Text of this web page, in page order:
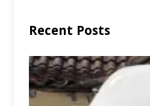
Recent Posts